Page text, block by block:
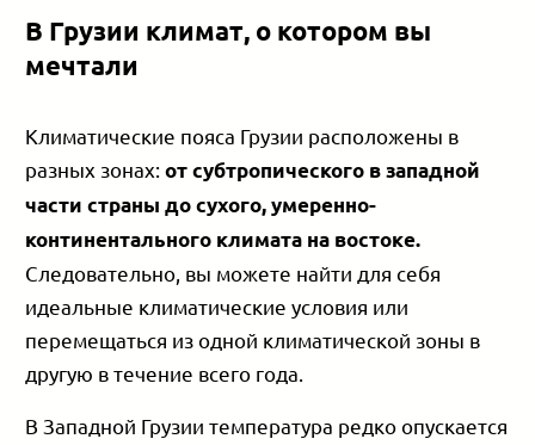
В Грузии климат, о котором вы
мечтали
Климатические пояса Грузии расположены в
разных зонах:от субтропического в западной
части страны до сухого, умеренно-
континентального климата на востоке.
Следовательно, вы можете найти для себя
идеальные климатические условия или
перемещаться из одной климатической зоны в
другую в течение всего года.
В Западной Грузии температура редко опускается